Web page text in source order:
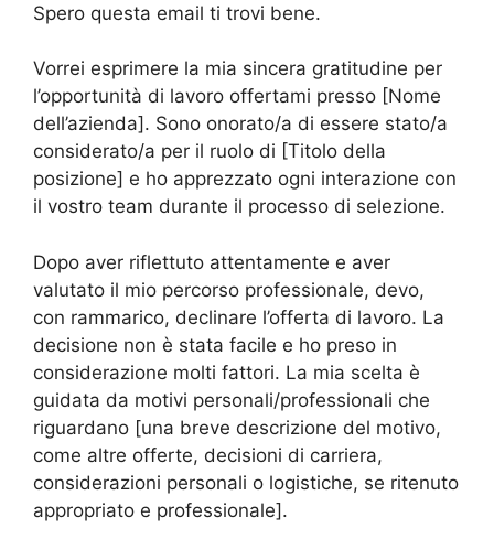
Spero questa email ti trovi bene.
Vorrei esprimere la mia sincera gratitudine per
l’opportunità di lavoro offertami presso [Nome
dell’azienda]. Sono onorato/a di essere stato/a
considerato/a per il ruolo di [Titolo della
posizione] e ho apprezzato ogni interazione con
il vostro team durante il processo di selezione.
Dopo aver riflettuto attentamente e aver
valutato il mio percorso professionale, devo,
con rammarico, declinare l’offerta di lavoro. La
decisione non è stata facile e ho preso in
considerazione molti fattori. La mia scelta è
guidata da motivi personali/professionali che
riguardano [una breve descrizione del motivo,
come altre offerte, decisioni di carriera,
considerazioni personali o logistiche, se ritenuto
appropriato e professionale].